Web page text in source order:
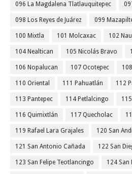
096 La Magdalena Tlatlauquitepec
098 Los Reyes de Juárez 099
100 Mixtla 101 Molcaxac 102
104 Nealtican 105 Nicolás Bravo
106 Nopalucan 107 Ocotepec
110 Oriental 111 Pahuatlán 112
113 Pantepec 114 Petlalcingo
116 Quimixtlán 117 Quecholac
119 Rafael Lara Grajales 120 San
121 San Antonio Cañada 122 San
123 San Felipe Teotlancingo 124 San